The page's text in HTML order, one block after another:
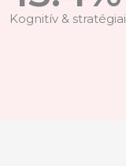
Kognitív & stratégiai